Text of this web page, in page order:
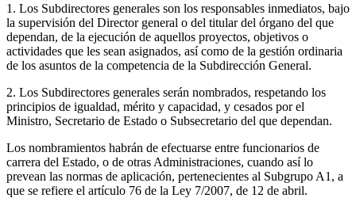
1. Los Subdirectores generales son los responsables inmediatos, bajo
la supervisión del Director general o del titular del órgano del que
dependan, de la ejecución de aquellos proyectos, objetivos o
actividades que les sean asignados, así como de la gestión ordinaria
de los asuntos de la competencia de la Subdirección General.
2. Los Subdirectores generales serán nombrados, respetando los
principios de igualdad, mérito y capacidad, y cesados por el
Ministro, Secretario de Estado o Subsecretario del que dependan.
Los nombramientos habrán de efectuarse entre funcionarios de
carrera del Estado, o de otras Administraciones, cuando así lo
prevean las normas de aplicación, pertenecientes al Subgrupo A1, a
que se refiere el artículo 76 de la Ley 7/2007, de 12 de abril.